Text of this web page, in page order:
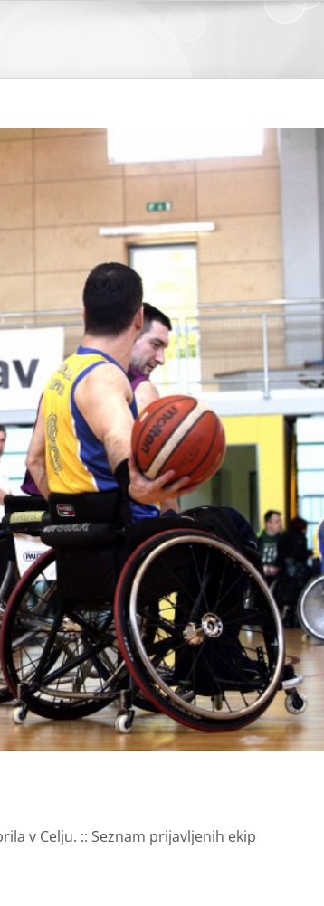
v Celju. :: Seznam prijavljenih ekip